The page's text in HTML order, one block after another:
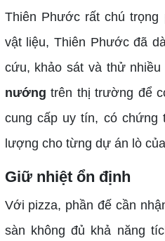
Thiên Phước rất chú
vật liệu, Thiên Phước đã
cứu, khảo sát và thử nhiều
nướng trên thị trường để
cung cấp uy tín, có chứng
lượng cho từng dự án lò
Giữ nhiệt ổn định
Với pizza, phần đế cần
sàn không đủ khả năng